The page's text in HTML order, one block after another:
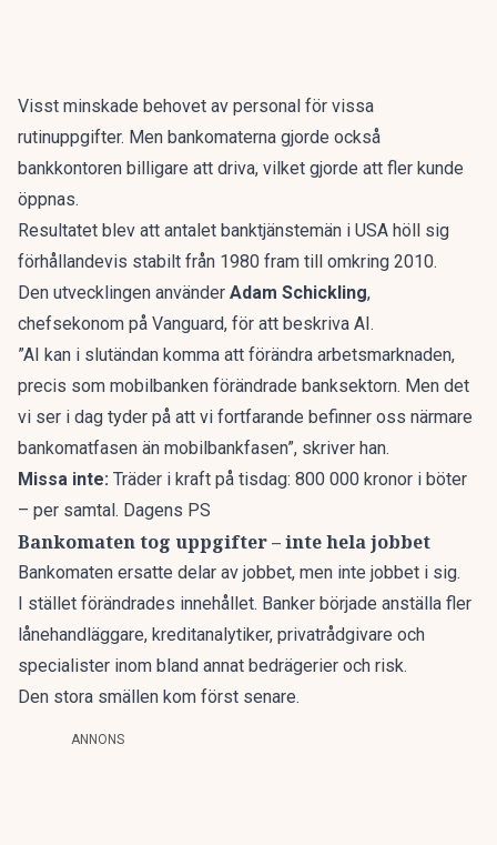
Visst minskade behovet av personal för vissa
rutinuppgifter. Men bankomaterna gjorde också
bankkontoren billigare att driva, vilket gjorde att fler kunde
öppnas.
Resultatet blev att antalet banktjänstemän i USA höll sig
förhållandevis stabilt från 1980 fram till omkring 2010.
Den utvecklingen använder Adam Schickling,
chefsekonom på Vanguard, för att beskriva AI.
”AI kan i slutändan komma att förändra arbetsmarknaden,
precis som mobilbanken förändrade banksektorn. Men det
vi ser i dag tyder på att vi fortfarande befinner oss närmare
bankomatfasen än mobilbankfasen”, skriver han.
Missa inte: Träder i kraft på tisdag: 800 000 kronor i böter
– per samtal. Dagens PS
Bankomaten tog uppgifter – inte hela jobbet
Bankomaten ersatte delar av jobbet, men inte jobbet i sig.
I stället förändrades innehållet. Banker började anställa fler
lånehandläggare, kreditanalytiker, privatrådgivare och
specialister inom bland annat bedrägerier och risk.
Den stora smällen kom först senare.
ANNONS